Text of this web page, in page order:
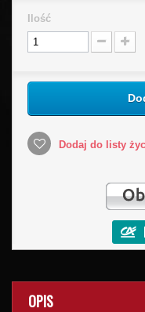
Ilość
Dodaj do listy
OPIS